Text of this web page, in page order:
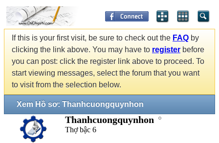
If this is your first visit, be sure to check out the FAQ by
clicking the link above. You may have to register before
you can post: click the register link above to proceed. To
start viewing messages, select the forum that you want
to visit from the selection below.
Xem Hồ sơ: Thanhcuongquynhon
Thanhcuongquynhon
Thợ bậc 6